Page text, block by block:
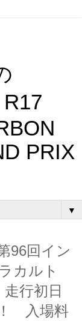
PRIX
▼
96回イン
カルト
行初日
入場料